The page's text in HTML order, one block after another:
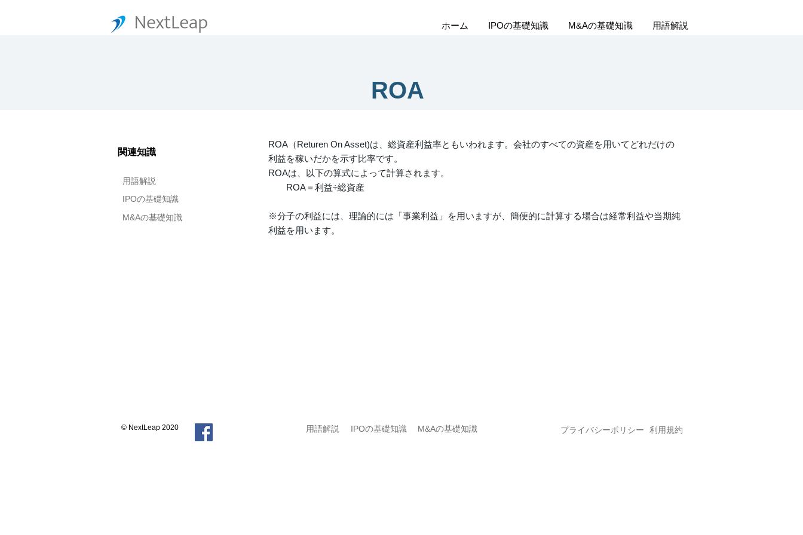
ホーム IPOの基礎知識 M&Aの基礎知識 用語解説
ROA
関連知識
用語解説
IPOの基礎知識
M&Aの基礎知識
ROA（Returen On Asset)は、総資産利益率ともいわれます。会社のすべての資産を用いてどれだけの
利益を稼いだかを示す比率です。
ROAは、以下の算式によって計算されます。
ROA＝利益÷総資産
※分子の利益には、理論的には「事業利益」を用いますが、簡便的に計算する場合は経常利益や当期純
利益を用います。
© NextLeap 2020 用語解説 IPOの基礎知識 M&Aの基礎知識 プライバシーポリシー 利用規約